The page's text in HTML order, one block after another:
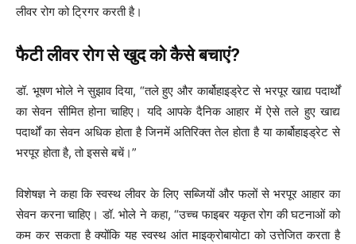
लीवर रोग को ट्रिगर करती है।
फैटी लीवर रोग से खुद को कैसे बचाएं?
डॉ. भूषण भोले ने सुझाव दिया, “तले हुए और कार्बोहाइड्रेट से भरपूर खाद्य पदार्थों
का सेवन सीमित होना चाहिए। यदि आपके दैनिक आहार में ऐसे तले हुए खाद्य
पदार्थों का सेवन अधिक होता है जिनमें अतिरिक्त तेल होता है या कार्बोहाइड्रेट से
भरपूर होता है, तो इससे बचें।”
विशेषज्ञ ने कहा कि स्वस्थ लीवर के लिए सब्जियों और फलों से भरपूर आहार का
सेवन करना चाहिए। डॉ. भोले ने कहा, “उच्च फाइबर यकृत रोग की घटनाओं को
कम कर सकता है क्योंकि यह स्वस्थ आंत माइक्रोबायोटा को उत्तेजित करता है